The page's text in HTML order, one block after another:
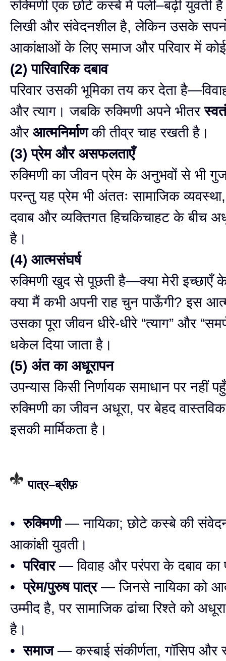
रुक्मिणी एक छोटे कस्बे में पली–बढ़ी युवती
लिखी और संवेदनशील है, लेकिन उसके
आकांक्षाओं के लिए समाज और परिवार में
(2) पारिवारिक दबाव
परिवार उसकी भूमिका तय कर देता
और त्याग। जबकि रुक्मिणी अपने भीतर
और आत्मनिर्माणकी तीव्र चाह रखती है।
(3) प्रेम और असफलताएँ
रुक्मिणी का जीवन प्रेम के अनुभवों से भी
परन्तु यह प्रेम भी अंततः सामाजिक व्यवस्था,
दवाब और व्यक्तिगत हिचकिचाहट के बीच
है।
(4) आत्मसंघर्ष
रुक्मिणी खुद से पूछती है—क्या मेरी
क्या मैं कभी अपनी राह चुन पाऊँगी? इस
उसका पूरा जीवन धीरे-धीरे “त्याग” और
धकेल दिया जाता है।
(5) अंत का अधूरापन
उपन्यास किसी निर्णायक समाधान पर नहीं
रुक्मिणी का जीवन अधूरा, पर बेहद
इसकी मार्मिकता है।
पात्र–ब्रीफ़
•रुक्मिणी— नायिका; छोटे कस्बे की
आकांक्षी युवती।
•परिवार— विवाह और परंपरा के दबाव का
•प्रेम/पुरुष पात्र— जिनसे नायिका को
उम्मीद है, पर सामाजिक ढांचा रिश्ते को
है।
•समाज— कस्बाई संकीर्णता, गॉसिप और